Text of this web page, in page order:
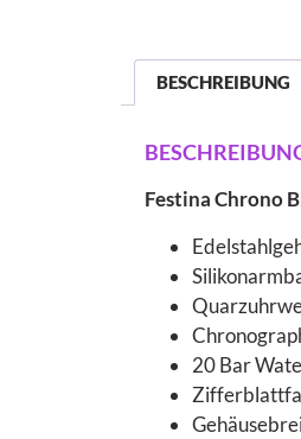
BESCHREIBUNG
Festina Chrono
20 Bar